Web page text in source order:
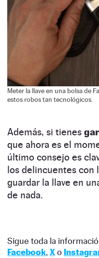
Meter la llave en una bolsa de
estos robos tan tecnológicos.
Además, si tienes
que ahora es el
último consejo es
los delincuentes con
guardar la llave en
de nada.
Sigue toda la
Facebook, Xo